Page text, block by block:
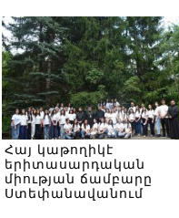
Հայ կաթողիկէ
երիտասարդական
միության ճամբարը
Ստեփանավանում